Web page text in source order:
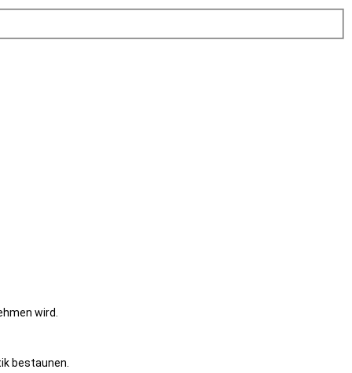
wird.
bestaunen.